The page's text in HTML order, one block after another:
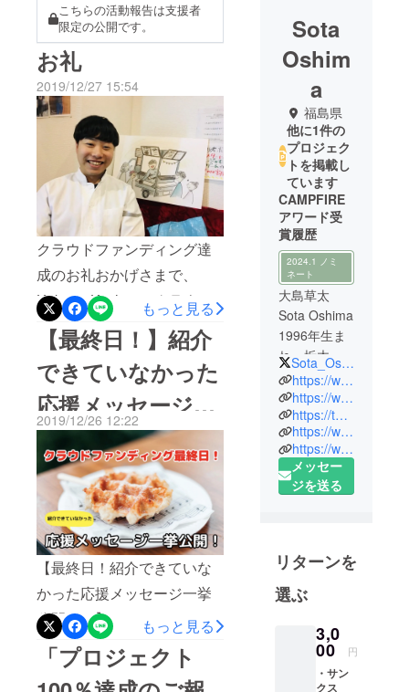
こちらの活動報告は支援者
限定の公開です。
お礼
2019/12/27 15:54
クラウドファンディング達
成のお礼おかげさまで、
Kokage Kitchenのクラウド
ファンディングは無事達成
し、昨日募集を終えること
ができました。184人の方々
から、2211023円のご支援
を頂き、110%達成をたたき
出すことができたこと、大
変感謝しております。支援
者の方々には、お礼のメー
ル、手紙にて改めてお礼さ
せていただきます。クラウ
ドファンディングは終わり
ましたが、Kokage Kitchen
としてはここからがスター
トです！来年春にはキッチ
ンカーを手に入れ、川内村
もっと見る
【最終日！】紹介
できていなかった
応援メッセージ一
挙公開！！
2019/12/26 12:22
【最終日！紹介できていな
かった応援メッセージ一挙
公開！！】みなさんこんに
ちは。ついに、最終日を迎
えてしまいました。現在
もっと見る
「プロジェクト
Sota
Oshim
a
福島県
他に1件の
プロジェク
トを掲載し
ています
CAMPFIRE
アワード受
賞履歴
2024.1 ノミ
ネート
大島草太
Sota Oshima
1996年生ま
れ。栃木県
出身、福島
大学卒。在
学中に
「Kokage
Kitchen」を
開業、移動
販売車で事
域おこし協
力隊を経験
し田村市都
住。「(株)
ホップジャ
パン」にて
Sota_Oshima
https://www.facebook.com/souta.oshima.73
https://www.instagram.com/naturadistill/
https://twitter.com/Sota_Oshima
https://www.instagram.com/kokage_kitchen/
https://www.facebook.com/KokageKitchen/
メッセー
ジを送る
リターンを
選ぶ
3,0
00 円
・サン
クス